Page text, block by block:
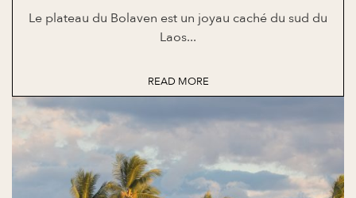
Le plateau du Bolaven est un joyau caché du sud du
Laos...
READ MORE